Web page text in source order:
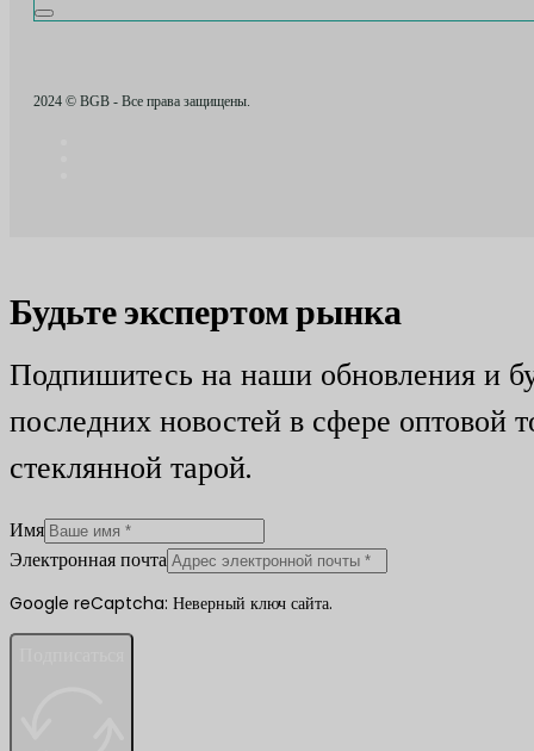
2024 © BGB - Все права защищены.
Будьте экспертом рынка
Подпишитесь на наши обновления и
последних новостей в сфере оптовой
стеклянной тарой.
Имя
Электронная почта
Google reCaptcha: Неверный ключ сайта.